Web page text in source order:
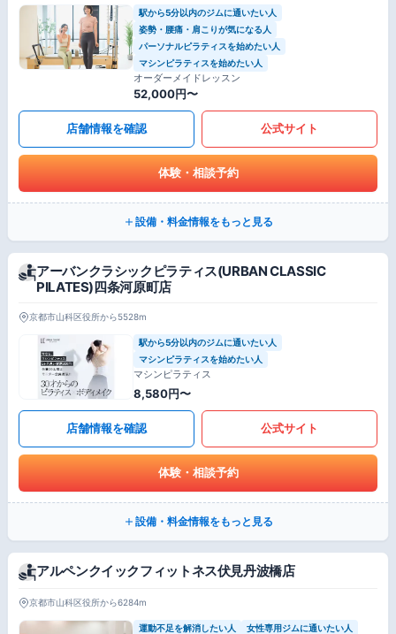
駅から5分以内のジムに通いたい人
姿勢・腰痛・肩こりが気になる人
パーソナルピラティスを始めたい人
マシンピラティスを始めたい人
オーダーメイドレッスン
52,000円〜
店舗情報を確認 公式サイト
体験・相談予約
設備・料金情報をもっと見る
アーバンクラシックピラティス(URBAN CLASSIC
PILATES)四条河原町店
京都市山科区役所から5528m
駅から5分以内のジムに通いたい人
マシンピラティスを始めたい人
マシンピラティス
8,580円〜
店舗情報を確認 公式サイト
体験・相談予約
設備・料金情報をもっと見る
アルペンクイックフィットネス伏見丹波橋店
京都市山科区役所から6284m
運動不足を解消したい人 女性専用ジムに通いたい人